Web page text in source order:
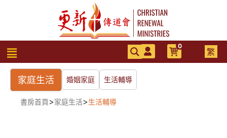
要
內選
單
0
繁
家庭生活 婚姻家庭 生活輔導
書房首頁>家庭生活>生活輔導